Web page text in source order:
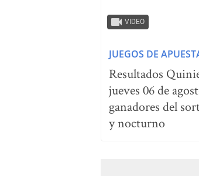
VIDEO
JUEGOS DE
Resultados
jueves 06 de
ganadores del
y nocturno